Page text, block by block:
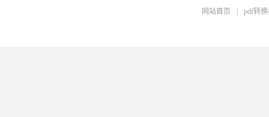
网站首页 pdf转